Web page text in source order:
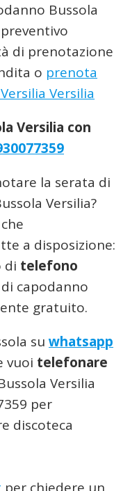
Bussola
di prenotazione
o prenota
Versilia
Versilia con
la serata di
Versilia?
che
a disposizione:
di telefono
capodanno
gratuito.
su whatsapp
vuoi telefonare
Versilia
per
discoteca